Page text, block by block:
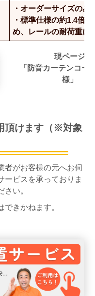
・オーダーサイズのみ
・標準仕様の約1.4倍
め、レールの耐荷重に
現ページ
「防音カーテンコー
様」
頂けます（※対象
者がお客様の元へお伺
ービスを承っておりま
さい。
きかねます。